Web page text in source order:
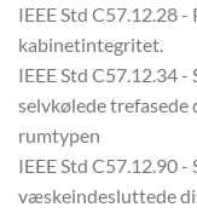
IEEE Std C57.12.28
kabinetintegritet.
IEEE Std C57.12.34
selvkølede
rumtypen
IEEE Std C57.12.90
væskeindesluttede